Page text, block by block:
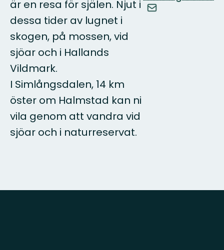
är en resa för själen. Njut i
dessa tider av lugnet i
skogen, på mossen, vid
sjöar och i Hallands
Vildmark.
I Simlångsdalen, 14 km
öster om Halmstad kan ni
vila genom att vandra vid
sjöar och i naturreservat.